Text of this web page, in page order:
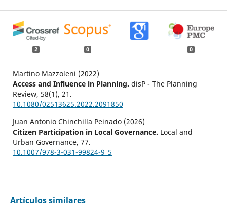
2 0 0
Martino Mazzoleni (2022)
Access and Influence in Planning. disP - The Planning
Review, 58(1), 21.
10.1080/02513625.2022.2091850
Juan Antonio Chinchilla Peinado (2026)
Citizen Participation in Local Governance. Local and
Urban Governance, 77.
10.1007/978-3-031-99824-9_5
Artículos similares